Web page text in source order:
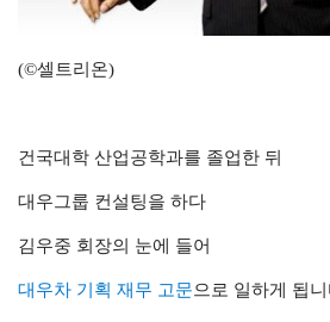
(©셀트리온)
건국대학 산업공학과를 졸업한 뒤
대우그룹 컨설팅을 하다
김우중 회장의 눈에 들어
대우차 기획 재무 고문으로 일하게 됩니